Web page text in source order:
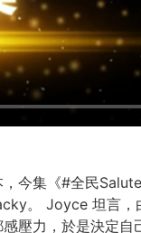
今集《#全民
。 Joyce 坦言，
壓力，於是決定